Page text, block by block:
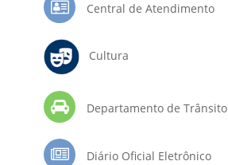
Central de Atendimento
Cultura
Departamento de Trânsito
Diário Oficial Eletrônico